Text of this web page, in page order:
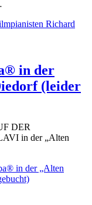
Richard
in der
(leider
DER
in der „Alten
in der „Alten